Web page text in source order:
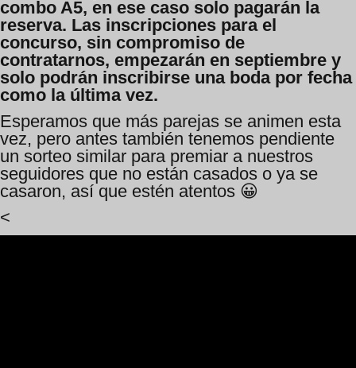
combo A5, en ese caso solo pagarán la
reserva. Las inscripciones para el
concurso, sin compromiso de
contratarnos, empezarán en septiembre y
solo podrán inscribirse una boda por fecha
como la última vez.
Esperamos que más parejas se animen esta
vez, pero antes también tenemos pendiente
un sorteo similar para premiar a nuestros
seguidores que no están casados o ya se
casaron, así que estén atentos 😀
<